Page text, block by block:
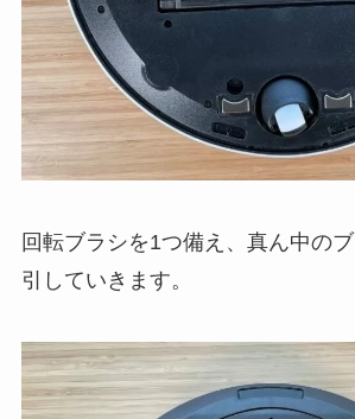
回転ブラシを1つ備え、真ん中の
引していきます。